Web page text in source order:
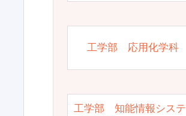
工学部 応用化学科
工学部 知能情報システ